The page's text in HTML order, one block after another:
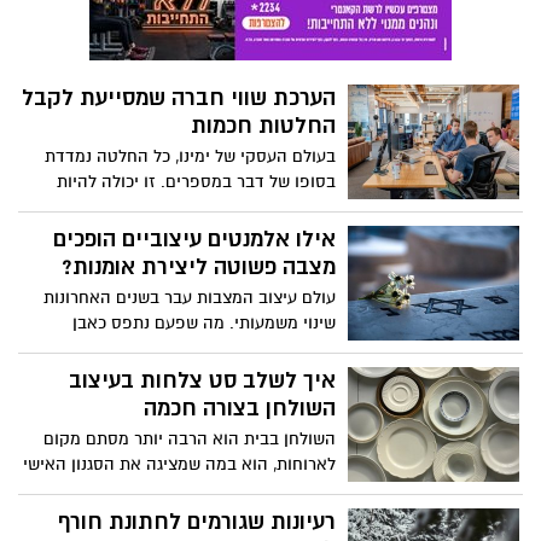
הערכת שווי חברה שמסייעת לקבל
החלטות חכמות
בעולם העסקי של ימינו, כל החלטה נמדדת
בסופו של דבר במספרים. זו יכולה להיות
מכירת חברה, חיפוש משקיע או בניית תוכנית
אסטרטגית לטווח הרחוק, בעלי עסקים
ומשקיעים מבינים שכדי לנווט בביטחון במים
אחד: הערכת שווי חברה. מדובר בתהליך
שהוא ממש לא רק טכני או חשבונאי, זהו
הבסיס לקבלת החלטות מושכלות, שמונעות
טעויות יקרות ומאפשרות לנצל הזדמנויות
בצורה נבונה. אז מה אתם צריכים לדעת עליו?
הפורום לכלכלה ואקטואריה עושים סדר
ומסבירים רק את מה שחשוב.
אילו אלמנטים עיצוביים הופכים
מצבה פשוטה ליצירת אומנות?
עולם עיצוב המצבות עבר בשנים האחרונות
שינוי משמעותי. מה שפעם נתפס כאבן
פשוטה ומסותתת הפך כיום לשדה יצירה
עשיר, שבו משלבים חומר, צורה ומשמעות
אישית. מצבות הן כבר ממש לא רק סימן
זיכרון סטנדרטי, פעמים רבות הן יהיו יצירות
אמנות מלאות מחשבה ורגש.
איך לשלב סט צלחות בעיצוב
השולחן בצורה חכמה
השולחן בבית הוא הרבה יותר מסתם מקום
לארוחות, הוא במה שמציגה את הסגנון האישי
שלנו, את הקפדנות שלנו לפרטים ואת החום
שאנחנו רוצים להעביר לאורחים. סט צלחות
רעיונות שגורמים לחתונת חורף